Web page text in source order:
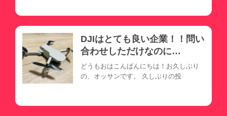
DJIはとても良い企業！！問い
合わせしただけなのに…
どうもおはこんばんにちは！お久しぶり
の、オッサンです。 久しぶりの投